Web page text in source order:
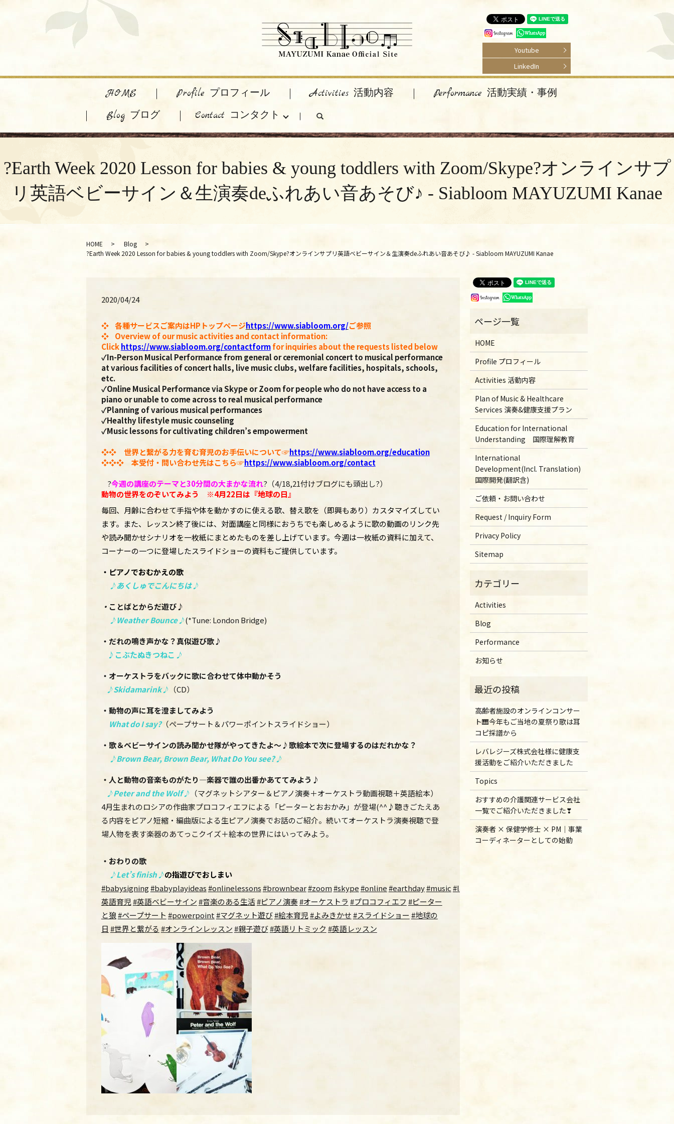
Youtube
LinkedIn
HOME Profile プロフィール Activities 活動内容
Performance 活動実績・事例
Blog ブログ
Contact コンタクト search
?Earth Week 2020 Lesson for babies & young toddlers with Zoom/Skype?オンラインサプ
リ英語ベビーサイン＆生演奏deふれあい音あそび♪ - Siabloom MAYUZUMI Kanae
HOME
Blog
?Earth Week 2020 Lesson for babies & young toddlers with Zoom/Skype?オンラインサプリ英語ベビーサイン＆生演奏deふれあい音あそび♪ - Siabloom MAYUZUMI Kanae
2020/04/24
❖ 各種サービスご案内はHPトップページhttps://www.siabloom.org/ご参照
❖
Overview of our music activities and contact information:
Click https://www.siabloom.org/contactformfor inquiries about the requests listed below
✓In-Person Musical Performance from general or ceremonial concert to musical performance
at various facilities of concert halls, live music clubs, welfare facilities, hospitals, schools,
etc.
✓Online Musical Performance via Skype or Zoom for people who do not have access to a
piano or unable to come across to real musical performance
✓Planning of various musical performances
✓Healthy lifestyle music counseling
✓Music lessons for cultivating children’s empowerment
❖❖ 世界と繋がる力を育む育児のお手伝いについて☞https://www.siabloom.org/education
❖❖❖ 本受付・問い合わせ先はこちら☞https://www.siabloom.org/contact
?今週の講座のテーマと30分間の大まかな流れ?（4/18,21付けブログにも頭出し?）
動物の世界をのぞいてみよう ※4月22日は『地球の日』
毎回、月齢に合わせて手指や体を動かすのに使える歌、替え歌を（即興もあり）カスタマイズしてい
ます。また、レッスン終了後には、対面講座と同様におうちでも楽しめるように歌の動画のリンク先
や読み聞かせシナリオを一枚紙にまとめたものを差し上げています。今週は一枚紙の資料に加えて、
コーナーの一つに登場したスライドショーの資料もご提供しています。
・ピアノでおむかえの歌
♪あくしゅでこんにちは♪
・ ことばとからだ遊び♪
♪Weather Bounce♪(*Tune: London Bridge)
・だれの鳴き声かな？真似遊び歌♪
♪こぶたぬきつねこ ♪
・オーケストラをバックに歌に合わせて体中動かそう
♪Skidamarink♪ （CD）
・動物の声に耳を澄ましてみよう
What do I say?（ペープサート＆パワーポイントスライドショー）
・歌＆ベビーサインの読み聞かせ隊がやってきたよ～♪歌絵本で次に登場するのはだれかな？
♪Brown Bear, Brown Bear, What Do You see?♪
・人と動物の音楽ものがたり―楽器で誰の出番かあててみよう♪
♪Peter and the Wolf♪ （マグネットシアター＆ピアノ演奏＋オーケストラ動画視聴＋英語絵本）
4月生まれのロシアの作曲家プロコフィエフによる「ピーターとおおかみ」が登場(^^♪聴きごたえあ
る内容をピアノ短縮・編曲版による生ピアノ演奏でお話のご紹介。続いてオーケストラ演奏視聴で登
場人物を表す楽器のあてっこクイズ＋絵本の世界にはいってみよう。
・おわりの歌
♪Let’s finish♪の指遊びでおしまい
#babysigning#babyplayideas#onlinelessons#brownbear#zoom#skype#online#earthday#music#languagelearning
英語育児#英語ベビーサイン#音楽のある生活#ピアノ演奏#オーケストラ #プロコフィエフ #ピーター
と狼#ペープサート #powerpoint#マグネット遊び#絵本育児#よみきかせ#スライドショー #地球の
日 #世界と繋がる #オンラインレッスン#親子遊び#英語リトミック #英語レッスン
HOME
Profile プロフィール
Activities 活動内容
Plan of Music & Healthcare
Services 演奏&健康支援プラン
Education for International
Understanding 国際理解教育
International
Development(Incl. Translation)
国際開発(翻訳含)
ご依頼・お問い合わせ
Request / Inquiry Form
Privacy Policy
Sitemap
Activities
Blog
Performance
お知らせ
高齢者施設のオンラインコンサー
ト🎹今年もご当地の夏祭り歌は耳
コピ採譜から
レバレジーズ株式会社様に健康支
援活動をご紹介いただきました
Topics
おすすめの介護関連サービス会社
一覧でご紹介いただきました❣
演奏者 × 保健学修士 × PM｜事業
コーディネーターとしての始動